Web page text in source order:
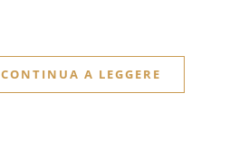
CONTINUA A LEGGERE